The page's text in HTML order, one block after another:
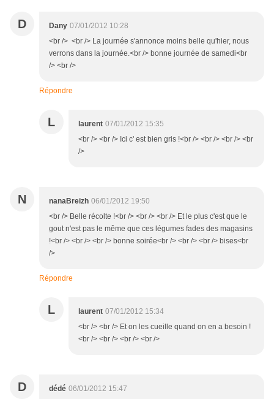
D Dany 07/01/2012 10:28
<br /> <br /> La journée s'annonce moins belle qu'hier, nous
verrons dans la journée.<br /> bonne journée de samedi<br
/> <br />
Répondre
L laurent 07/01/2012 15:35
<br /> <br /> Ici c' est bien gris !<br /> <br /> <br /> <br
/>
N nanaBreizh 06/01/2012 19:50
<br /> Belle récolte !<br /> <br /> <br /> Et le plus c'est que le
gout n'est pas le même que ces légumes fades des magasins
!<br /> <br /> <br /> bonne soirée<br /> <br /> <br /> bises<br
/>
Répondre
L laurent 07/01/2012 15:34
<br /> <br /> Et on les cueille quand on en a besoin !
<br /> <br /> <br /> <br />
D dédé 06/01/2012 15:47